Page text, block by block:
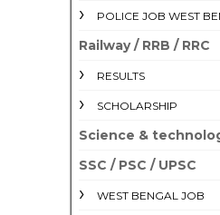
POLICE JOB WEST
Railway / RRB / RRC
RESULTS
SCHOLARSHIP
Science &
SSC / PSC / UPSC
WEST BENGAL JOB